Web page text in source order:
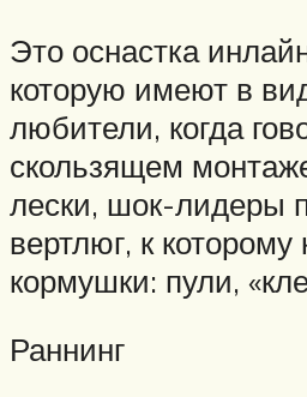
Это оснастка
которую имеют в
любители, когда
скользящем
лески, шок-лидеры
вертлюг, к которому
кормушки: пули,
Раннинг